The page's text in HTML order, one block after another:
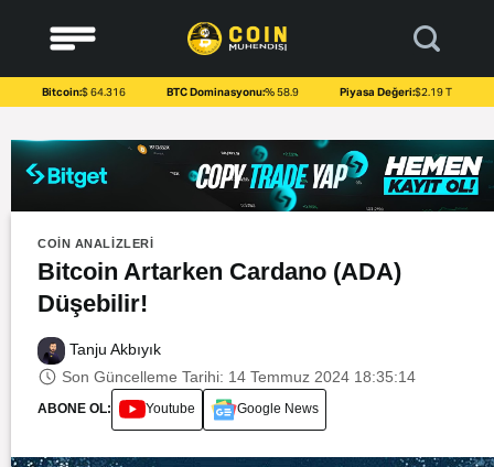
content
Bitcoin:$ 64.316 BTC Dominasyonu:% 58.9 Piyasa Değeri:$2.19 T
COIN ANALIZLERI
Bitcoin Artarken Cardano (ADA)
Düşebilir!
Tanju Akbıyık
Son Güncelleme Tarihi: 14 Temmuz 2024 18:35:14
ABONE OL: Youtube Google News